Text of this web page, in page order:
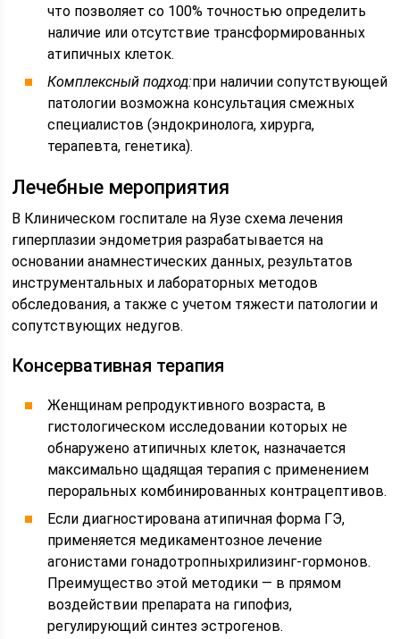
что позволяет со 100% точностью определить
наличие или отсутствие трансформированных
атипичных клеток.
Комплексный подход:при наличии сопутствующей
патологии возможна консультация смежных
специалистов (эндокринолога, хирурга,
терапевта, генетика).
Лечебные мероприятия
В Клиническом госпитале на Яузе схема лечения
гиперплазии эндометрия разрабатывается на
основании анамнестических данных, результатов
инструментальных и лабораторных методов
обследования, а также с учетом тяжести патологии и
сопутствующих недугов.
Консервативная терапия
Женщинам репродуктивного возраста, в
гистологическом исследовании которых не
обнаружено атипичных клеток, назначается
максимально щадящая терапия с применением
пероральных комбинированных контрацептивов.
Если диагностирована атипичная форма ГЭ,
применяется медикаментозное лечение
агонистами гонадотропныхрилизинг-гормонов.
Преимущество этой методики — в прямом
воздействии препарата на гипофиз,
регулирующий синтез эстрогенов.